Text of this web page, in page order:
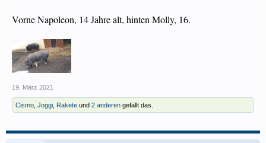
Vorne Napoleon, 14 Jahre alt, hinten Molly, 16.
19. März 2021
Cismo Joggi Rakete und 2 anderen gefällt das.